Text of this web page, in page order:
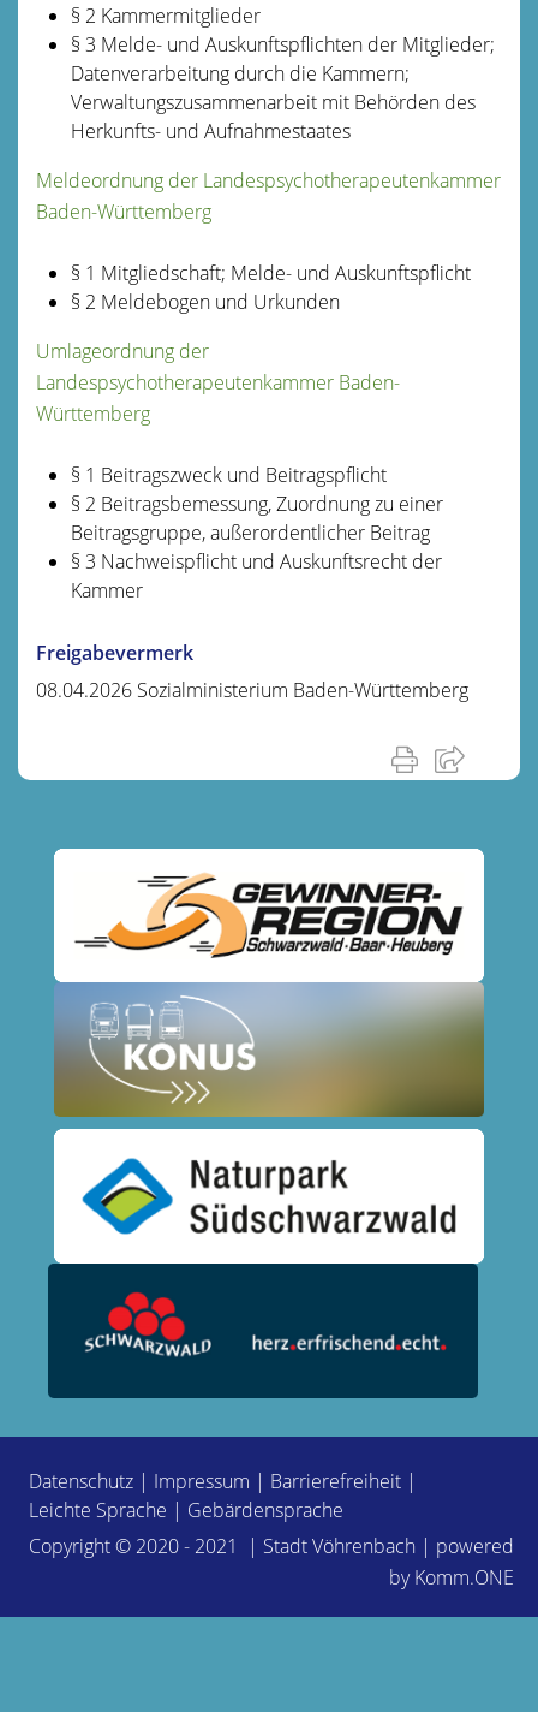
§ 2 Kammermitglieder
§ 3 Melde- und Auskunftspflichten der Mitglieder;
Datenverarbeitung durch die Kammern;
Verwaltungszusammenarbeit mit Behörden des
Herkunfts- und Aufnahmestaates
Meldeordnung der Landespsychotherapeutenkammer
Baden-Württemberg
§ 1 Mitgliedschaft; Melde- und Auskunftspflicht
§ 2 Meldebogen und Urkunden
Umlageordnung der
Landespsychotherapeutenkammer Baden-
Württemberg
§ 1 Beitragszweck und Beitragspflicht
§ 2 Beitragsbemessung, Zuordnung zu einer
Beitragsgruppe, außerordentlicher Beitrag
§ 3 Nachweispflicht und Auskunftsrecht der
Kammer
Freigabevermerk
08.04.2026 Sozialministerium Baden-Württemberg
Datenschutz | Impressum | Barrierefreiheit |
Leichte Sprache | Gebärdensprache
Copyright © 2020 - 2021 | Stadt Vöhrenbach | powered
byKomm.ONE